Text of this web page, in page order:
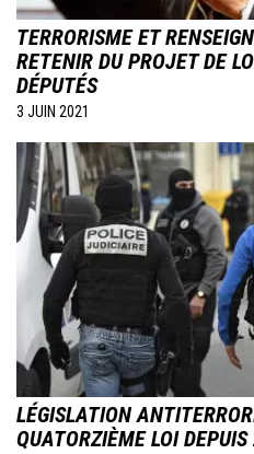
TERRORISME ET
RETENIR DU PROJET DE
DÉPUTÉS
3 JUIN 2021
Image
LÉGISLATION
QUATORZIÈME LOI